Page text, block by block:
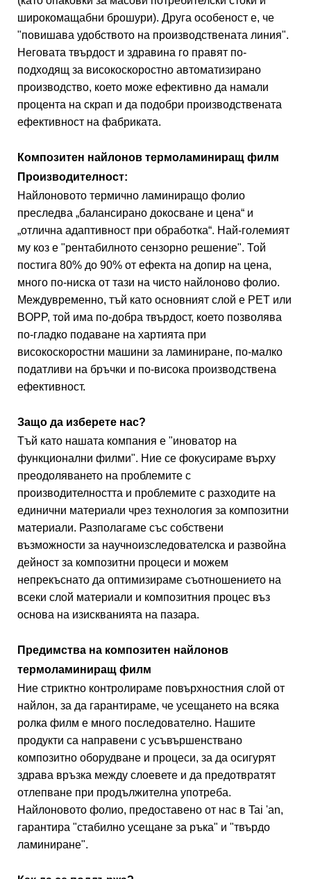
широкомащабни брошури). Друга особеност е, че
"повишава удобството на производствената линия".
Неговата твърдост и здравина го правят по-
подходящ за високоскоростно автоматизирано
производство, което може ефективно да намали
процента на скрап и да подобри производствената
ефективност на фабриката.
Композитен найлонов термоламиниращ филм
Производителност:
Найлоновото термично ламиниращо фолио
преследва „балансирано докосване и цена“ и
„отлична адаптивност при обработка“. Най-големият
му коз е "рентабилното сензорно решение". Той
постига 80% до 90% от ефекта на допир на цена,
много по-ниска от тази на чисто найлоново фолио.
Междувременно, тъй като основният слой е PET или
BOPP, той има по-добра твърдост, което позволява
по-гладко подаване на хартията при
високоскоростни машини за ламиниране, по-малко
податливи на бръчки и по-висока производствена
ефективност.
Защо да изберете нас?
Тъй като нашата компания е "иноватор на
функционални филми". Ние се фокусираме върху
преодоляването на проблемите с
производителността и проблемите с разходите на
единични материали чрез технология за композитни
материали. Разполагаме със собствени
възможности за научноизследователска и развойна
дейност за композитни процеси и можем
непрекъснато да оптимизираме съотношението на
всеки слой материали и композитния процес въз
основа на изискванията на пазара.
Предимства на композитен найлонов
термоламиниращ филм
Ние стриктно контролираме повърхностния слой от
найлон, за да гарантираме, че усещането на всяка
ролка филм е много последователно. Нашите
продукти са направени с усъвършенствано
композитно оборудване и процеси, за да осигурят
здрава връзка между слоевете и да предотвратят
отлепване при продължителна употреба.
Найлоновото фолио, предоставено от нас в Tai 'an,
гарантира "стабилно усещане за ръка" и "твърдо
ламиниране".